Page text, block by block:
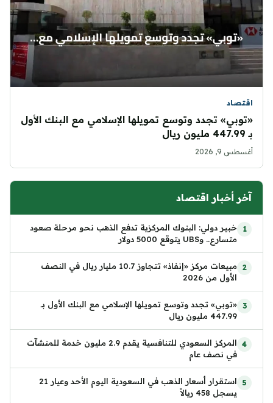
اقتصاد
«توبي» تجدد وتوسع تمويلها الإسلامي مع البنك الأول
بـ 447.99 مليون ريال
أغسطس 9, 2026
آخر أخبار اقتصاد
خبير دولي: البنوك المركزية تدفع الذهب نحو مرحلة صعود
متسارع.. وUBS يتوقع 5000 دولار
مبيعات مركز «إنفاذ» تتجاوز 10.7 مليار ريال في النصف
الأول من 2026
«توبي» تجدد وتوسع تمويلها الإسلامي مع البنك الأول بـ
447.99 مليون ريال
المركز السعودي للتنافسية يقدم 2.9 مليون خدمة للمنشآت
في نصف عام
استقرار أسعار الذهب في السعودية اليوم الأحد وعيار 21
يسجل 458 ريالاً